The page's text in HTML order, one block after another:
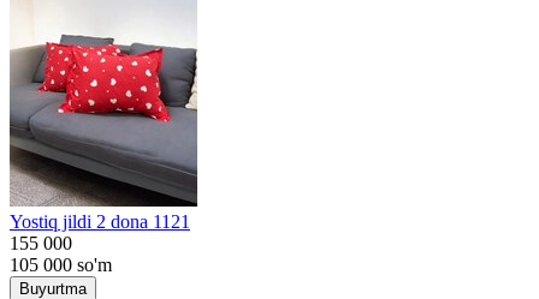
Yostiq jildi 2 dona 1121
155 000
105 000 so'm
Buyurtma